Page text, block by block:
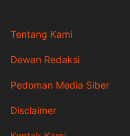
Tentang Kami
Dewan Redaksi
Pedoman Media Siber
Disclaimer